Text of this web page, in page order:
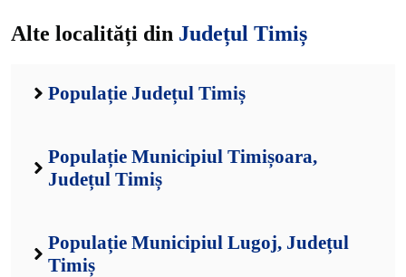
Alte localități din Județul Timiș
Populație Județul Timiș
Populație Municipiul Timișoara,
Județul Timiș
Populație Municipiul Lugoj, Județul
Timiș